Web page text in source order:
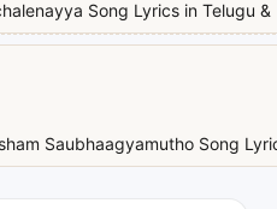
Song Lyrics in Telugu &
Saubhaagyamutho Song